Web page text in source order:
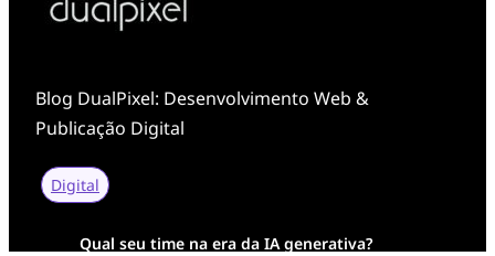
Blog DualPixel: Desenvolvimento Web &
Publicação Digital
Digital
Qual seu time na era da IA generativa?